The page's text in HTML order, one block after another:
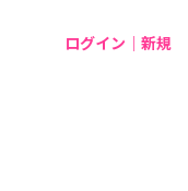
ログイン｜新規